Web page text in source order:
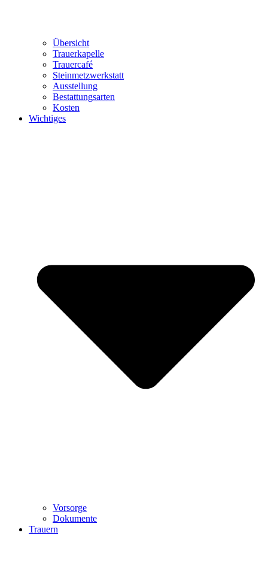
Übersicht
Trauerkapelle
Trauercafé
Steinmetzwerkstatt
Ausstellung
Bestattungsarten
Kosten
Wichtiges
Vorsorge
Dokumente
Trauern